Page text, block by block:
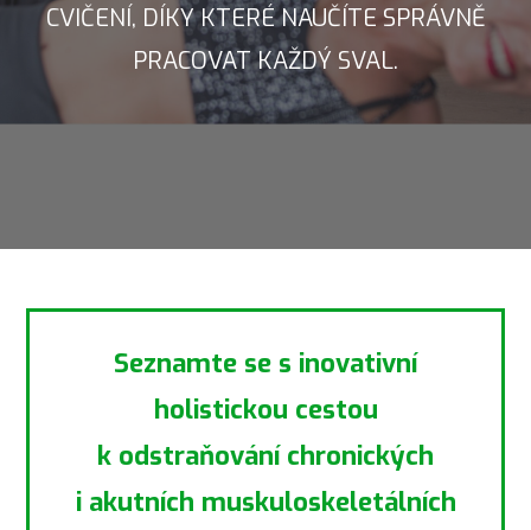
CVIČENÍ, DÍKY KTERÉ NAUČÍTE SPRÁVNĚ
PRACOVAT KAŽDÝ SVAL.
Seznamte se s inovativní
holistickou cestou
k odstraňování chronických
i akutních muskuloskeletálních